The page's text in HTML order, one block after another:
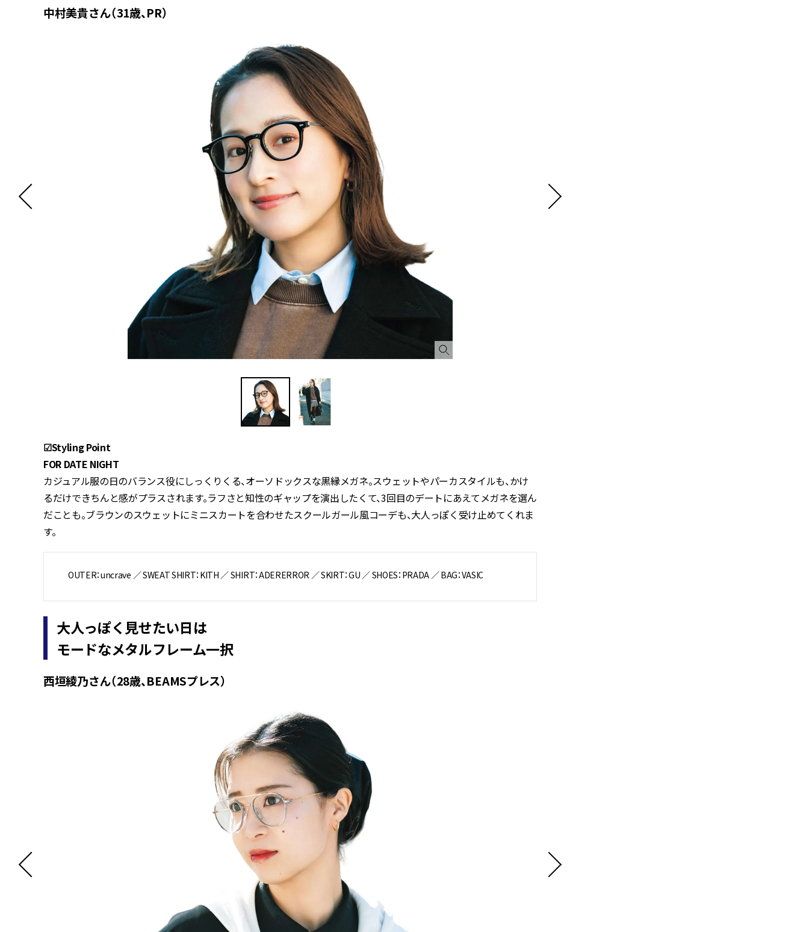
中村美貴さん（31歳、PR）
☑︎Styling Point
FOR DATE NIGHT
カジュアル服の日のバランス役にしっくりくる、オーソドックスな黒縁メガネ。スウェットやパーカスタイルも、かけ
るだけできちんと感がプラスされます。ラフさと知性のギャップを演出したくて、3回目のデートにあえてメガネを選ん
だことも。ブラウンのスウェットにミニスカートを合わせたスクールガール風コーデも、大人っぽく受け止めてくれま
す。
OUTER：uncrave ／ SWEAT SHIRT：KITH ／ SHIRT：ADERERROR ／ SKIRT：GU ／ SHOES：PRADA ／ BAG：VASIC
大人っぽく見せたい日は
モードなメタルフレーム一択
西垣綾乃さん（28歳、BEAMSプレス）